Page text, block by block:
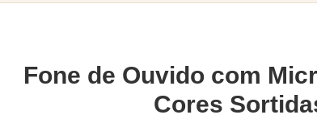
Fone de Ouvido com
Cores